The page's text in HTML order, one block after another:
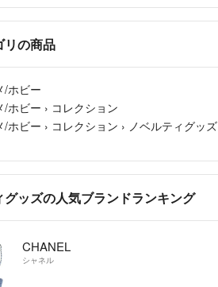
リの商品
/ホビー
/ホビー › コレクション
/ホビー › コレクション › ノベルティグッズ
グッズの人気ブランドランキング
CHANEL
シャネル